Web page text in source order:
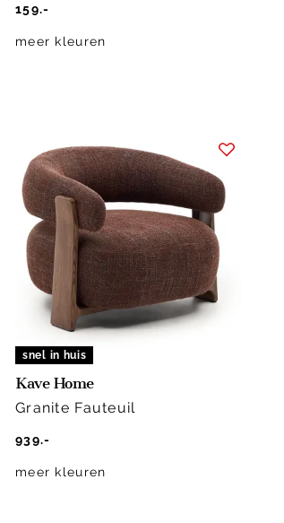
159.-
meer kleuren
snel in huis
Kave Home
Granite Fauteuil
939.-
meer kleuren